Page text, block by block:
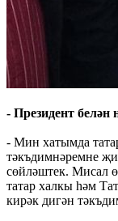
- Президент белән
- Мин хатымда
тәкъдимнәремне
сөйләштек. Мисал
татар халкы һәм
кирәк дигән